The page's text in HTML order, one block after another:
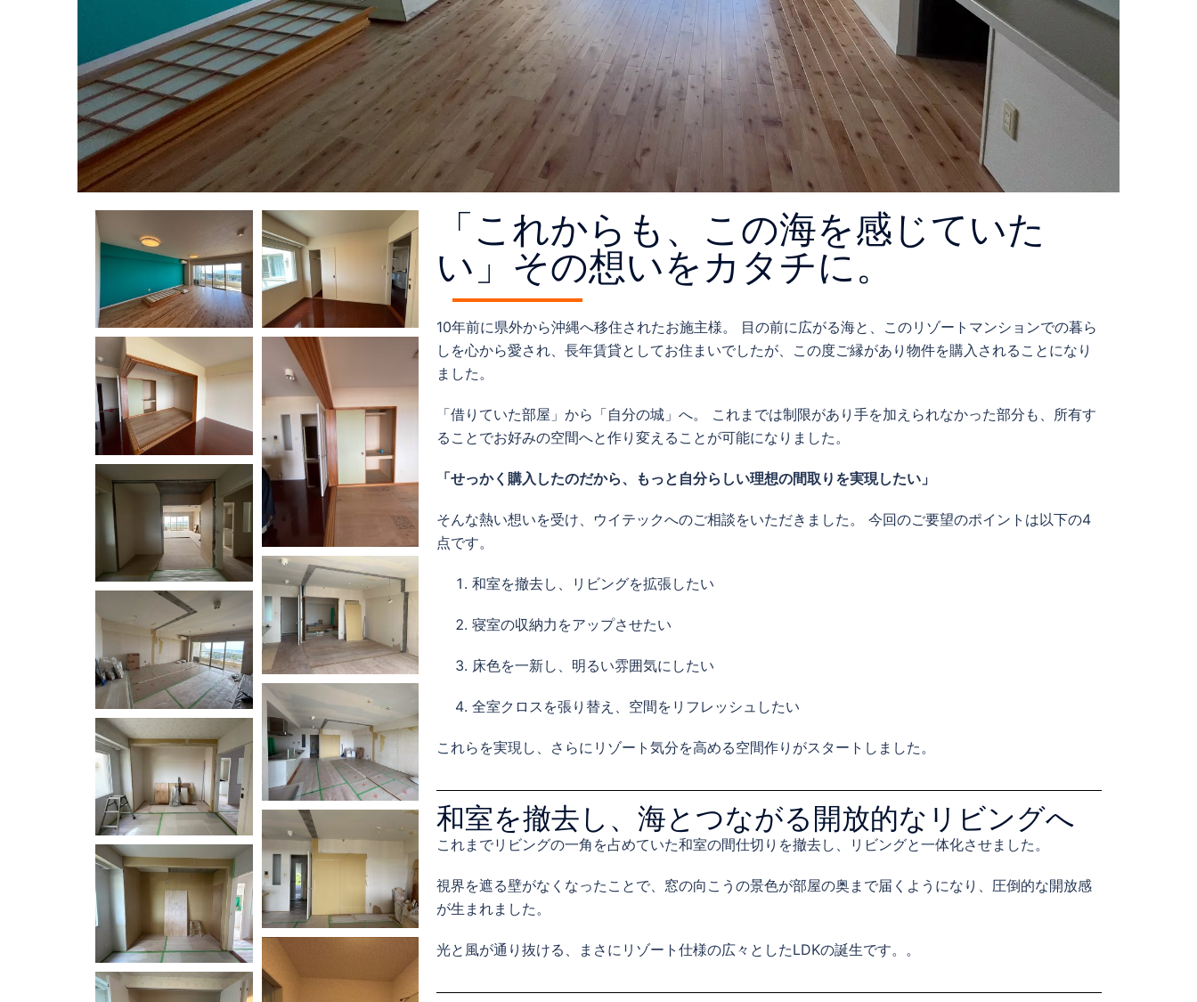
「これからも、この海を感じていた
い」その想いをカタチに。
10年前に県外から沖縄へ移住されたお施主様。 目の前に広がる海と、このリゾートマンションでの暮ら
しを心から愛され、長年賃貸としてお住まいでしたが、この度ご縁があり物件を購入されることになり
ました。
「借りていた部屋」から「自分の城」へ。 これまでは制限があり手を加えられなかった部分も、所有す
ることでお好みの空間へと作り変えることが可能になりました。
「せっかく購入したのだから、もっと自分らしい理想の間取りを実現したい」
そんな熱い想いを受け、ウイテックへのご相談をいただきました。 今回のご要望のポイントは以下の4
点です。
和室を撤去し、リビングを拡張したい
寝室の収納力をアップさせたい
床色を一新し、明るい雰囲気にしたい
全室クロスを張り替え、空間をリフレッシュしたい
これらを実現し、さらにリゾート気分を高める空間作りがスタートしました。
和室を撤去し、海とつながる開放的なリビングへ
これまでリビングの一角を占めていた和室の間仕切りを撤去し、リビングと一体化させました。
視界を遮る壁がなくなったことで、窓の向こうの景色が部屋の奥まで届くようになり、圧倒的な開放感
が生まれました。
光と風が通り抜ける、まさにリゾート仕様の広々としたLDKの誕生です。。